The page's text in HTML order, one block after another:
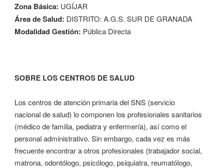
Zona Básica: UGÍJAR
Área de Salud: DISTRITO: A.G.S. SUR DE GRANADA
Modalidad Gestión: Pública Directa
SOBRE LOS CENTROS DE SALUD
Los centros de atención primaria del SNS (servicio
nacional de salud) lo componen los profesionales sanitarios
(médico de familia, pediatra y enfermería), así como el
personal administrativo. Sin embargo, cada vez es más
frecuente encontrar a otros profesionales (trabajador social,
matrona, odontólogo, psicólogo, psiquiatra, reumatólogo,